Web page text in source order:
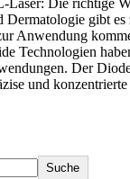
Dermatologie gibt
Anwendung
Technologien
Der
und
Suche